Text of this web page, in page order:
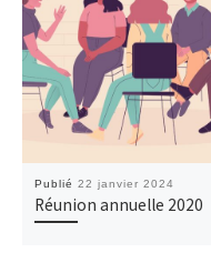
Publié22 janvier 2024
Réunion annuelle 2020